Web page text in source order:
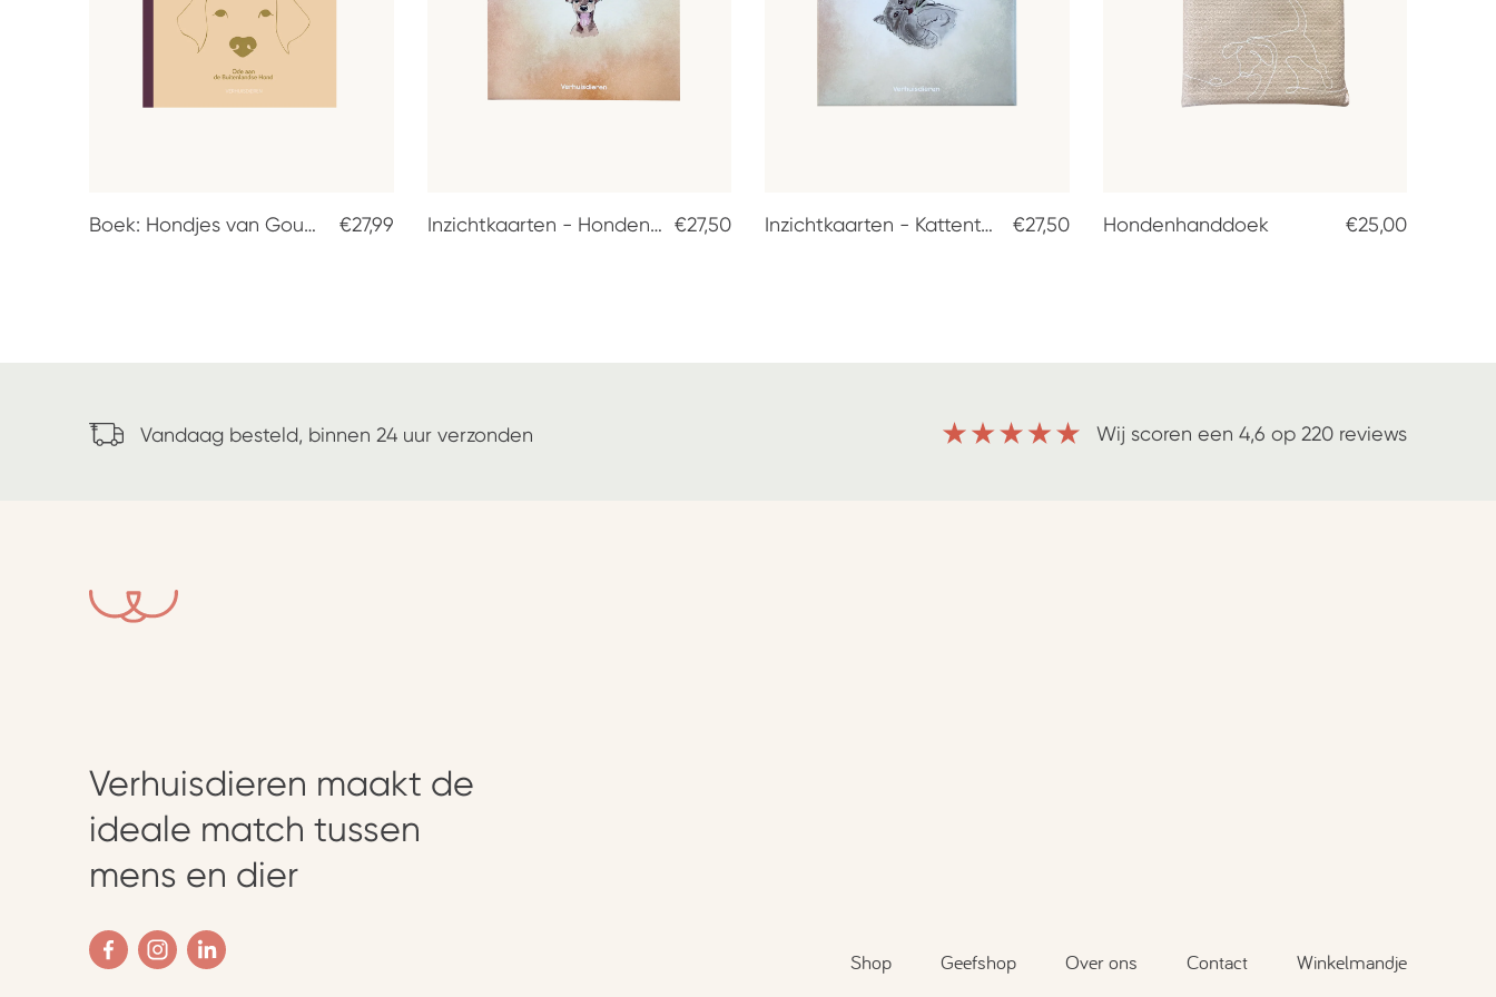
Boek: Hondjes van Goud - Ode aan de Buitenlandse Hond €27,99 Inzichtkaarten - Hondentaal €27,50 Inzichtkaarten - Kattentaal €27,50 Hondenhanddoek €25,00
Vandaag besteld, binnen 24 uur verzonden Wij scoren een 4,6 op 220 reviews
Verhuisdieren maakt de
ideale match tussen
mens en dier
Shop Geefshop Over ons Contact Winkelmandje